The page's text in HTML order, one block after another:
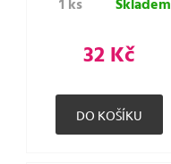
1 ks Skladem
32 Kč